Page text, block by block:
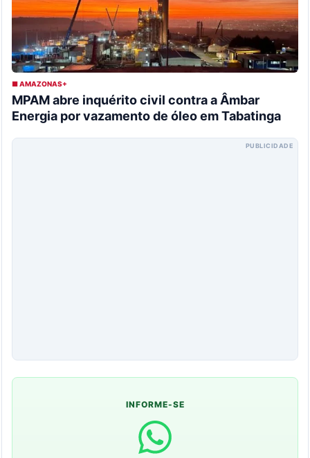
■ AMAZONAS+
MPAM abre inquérito civil contra a Âmbar
Energia por vazamento de óleo em Tabatinga
PUBLICIDADE
INFORME-SE